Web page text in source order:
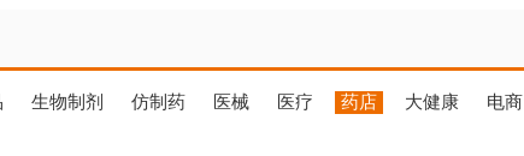
生物制剂 仿制药 医械 医疗 药店 大健康 电商